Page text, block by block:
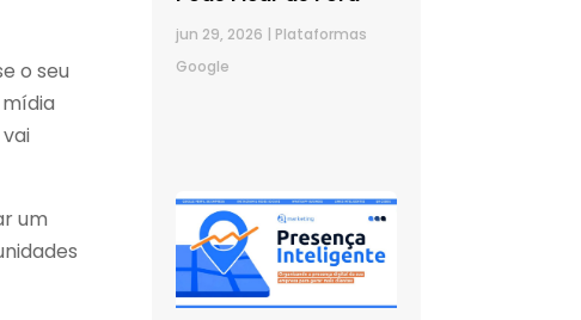
o seu
um
jun 29, 2026 | Plataformas
Google